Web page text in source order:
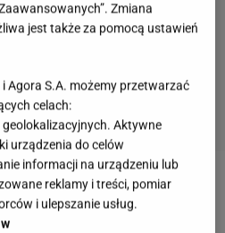
gąbka, a smakuje lepiej
które z niego zrobiliśmy, są
Zmiana
jest także za pomocą ustawień
Agora S.A. możemy przetwarzać
celach:
geolokalizacyjnych. Aktywne
urządzenia do celów
informacji na urządzeniu lub
reklamy i treści, pomiar
i ulepszanie usług.